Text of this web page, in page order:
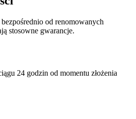
od renomowanych
stosowne gwarancje.
24 godzin od momentu złożenia